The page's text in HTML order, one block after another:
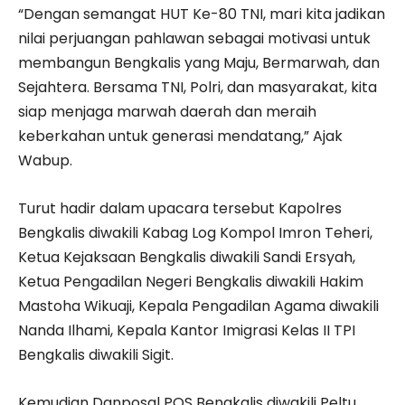
“Dengan semangat HUT Ke-80 TNI, mari kita jadikan
nilai perjuangan pahlawan sebagai motivasi untuk
membangun Bengkalis yang Maju, Bermarwah, dan
Sejahtera. Bersama TNI, Polri, dan masyarakat, kita
siap menjaga marwah daerah dan meraih
keberkahan untuk generasi mendatang,” Ajak
Wabup.
Turut hadir dalam upacara tersebut Kapolres
Bengkalis diwakili Kabag Log Kompol Imron Teheri,
Ketua Kejaksaan Bengkalis diwakili Sandi Ersyah,
Ketua Pengadilan Negeri Bengkalis diwakili Hakim
Mastoha Wikuaji, Kepala Pengadilan Agama diwakili
Nanda Ilhami, Kepala Kantor Imigrasi Kelas II TPI
Bengkalis diwakili Sigit.